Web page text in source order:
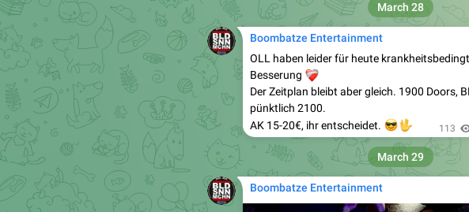
Boombatze Entertainment
OLL haben leider für heute
Besserung
❤️‍🩹
Der Zeitplan bleibt aber gleich. 1900 Doors,
pünktlich 2100.
AK 15-20€, ihr entscheidet.
😎
🖖 113
March 28
Boombatze Entertainment
March 29